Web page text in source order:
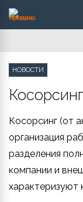
НОВОСТИ
Косорсинг
Косорсинг (от
организация
разделения
компании и
характеризуют